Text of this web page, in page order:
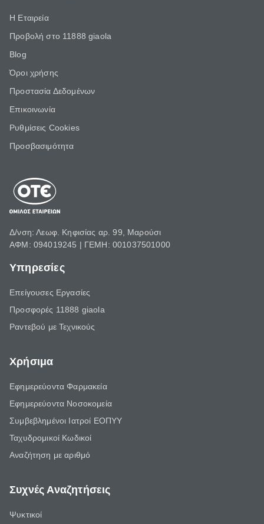
Η Εταιρεία
Προβολή στο 11888 giaola
Blog
Όροι χρήσης
Προστασία Δεδομένων
Επικοινωνία
Ρυθμίσεις Cookies
Προσβασιμότητα
Δ/νση: Λεωφ. Κηφισίας αρ. 99, Μαρούσι
ΑΦΜ: 094019245 | ΓΕΜΗ: 001037501000
Υπηρεσίες
Επείγουσες Εργασίες
Προσφορές 11888 giaola
Ραντεβού με Τεχνικούς
Χρήσιμα
Εφημερεύοντα Φαρμακεία
Εφημερεύοντα Νοσοκομεία
Συμβεβλημένοι Ιατροί ΕΟΠΥΥ
Ταχυδρομικοί Κωδικοί
Αναζήτηση με αριθμό
Συχνές Αναζητήσεις
Ψυκτικοί